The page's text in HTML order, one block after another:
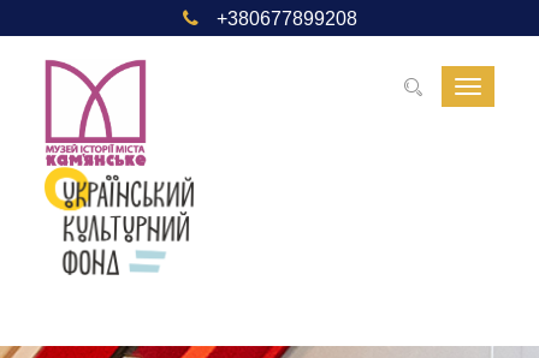
+380677899208
Toggle